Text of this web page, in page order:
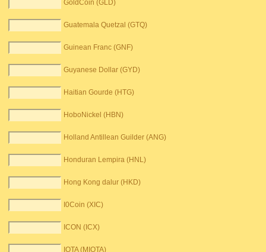
GoldCoin (GLD)
Guatemala Quetzal (GTQ)
Guinean Franc (GNF)
Guyanese Dollar (GYD)
Haitian Gourde (HTG)
HoboNickel (HBN)
Holland Antillean Guilder (ANG)
Honduran Lempira (HNL)
Hong Kong dalur (HKD)
I0Coin (XIC)
ICON (ICX)
IOTA (MIOTA)